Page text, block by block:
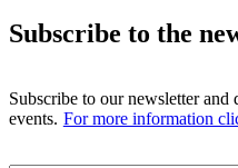
Subscribe to the
Subscribe to our newsletter
events. For more information